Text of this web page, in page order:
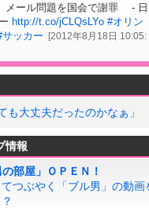
メール問題を国会で謝罪 - 日
http://t.co/jCLQsLYo #オリン
サッカー [2012年8月18日 10:05:
も大丈夫だったのかなぁ」
情報
の部屋」ＯＰＥＮ！
つぶやく「ブル男」の動画